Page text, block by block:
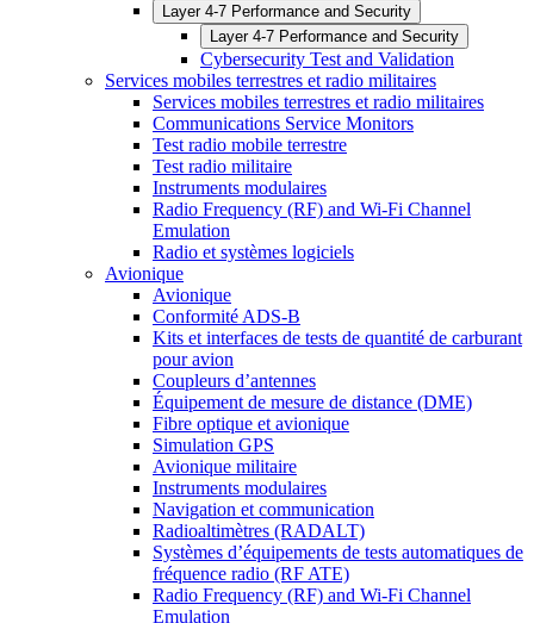
Layer 4-7 Performance and Security
Layer 4-7 Performance and Security
Cybersecurity Test and Validation
Services mobiles terrestres et radio militaires
Services mobiles terrestres et radio militaires
Communications Service Monitors
Test radio mobile terrestre
Test radio militaire
Instruments modulaires
Radio Frequency (RF) and Wi-Fi Channel
Emulation
Radio et systèmes logiciels
Avionique
Avionique
Conformité ADS-B
Kits et interfaces de tests de quantité de carburant
pour avion
Coupleurs d’antennes
Équipement de mesure de distance (DME)
Fibre optique et avionique
Simulation GPS
Avionique militaire
Instruments modulaires
Navigation et communication
Radioaltimètres (RADALT)
Systèmes d’équipements de tests automatiques de
fréquence radio (RF ATE)
Radio Frequency (RF) and Wi-Fi Channel
Emulation